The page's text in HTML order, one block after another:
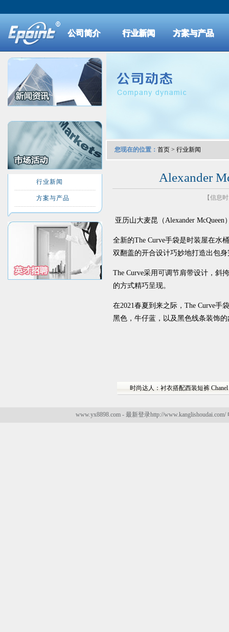
公司简介 行业新闻 方案与产品
行业新闻
方案与产品
您现在的位置： 首页 > 行业新闻
Alexander
【信息
亚历山大麦昆（Alexander
全新的The Curve手袋是时装屋在水
双翻盖的开合设计巧妙地打造出包
The Curve采用可调节肩带设计，斜
的方式精巧呈现。
在2021春夏到来之际，The Curve
黑色，牛仔蓝，以及黑色线条装饰
时尚达人：衬衣搭配西装短裤
www.yx8898.com - 最新登录http://